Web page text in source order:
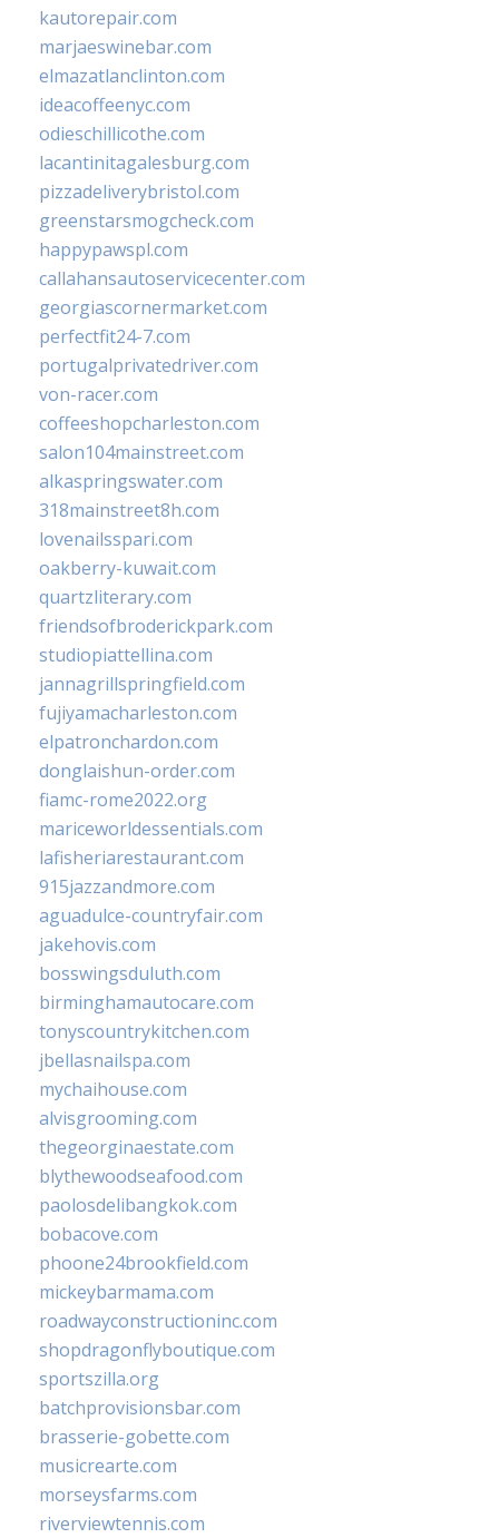
kautorepair.com
marjaeswinebar.com
elmazatlanclinton.com
ideacoffeenyc.com
odieschillicothe.com
lacantinitagalesburg.com
pizzadeliverybristol.com
greenstarsmogcheck.com
happypawspl.com
callahansautoservicecenter.com
georgiascornermarket.com
perfectfit24-7.com
portugalprivatedriver.com
von-racer.com
coffeeshopcharleston.com
salon104mainstreet.com
alkaspringswater.com
318mainstreet8h.com
lovenailsspari.com
oakberry-kuwait.com
quartzliterary.com
friendsofbroderickpark.com
studiopiattellina.com
jannagrillspringfield.com
fujiyamacharleston.com
elpatronchardon.com
donglaishun-order.com
fiamc-rome2022.org
mariceworldessentials.com
lafisheriarestaurant.com
915jazzandmore.com
aguadulce-countryfair.com
jakehovis.com
bosswingsduluth.com
birminghamautocare.com
tonyscountrykitchen.com
jbellasnailspa.com
mychaihouse.com
alvisgrooming.com
thegeorginaestate.com
blythewoodseafood.com
paolosdelibangkok.com
bobacove.com
phoone24brookfield.com
mickeybarmama.com
roadwayconstructioninc.com
shopdragonflyboutique.com
sportszilla.org
batchprovisionsbar.com
brasserie-gobette.com
musicrearte.com
morseysfarms.com
riverviewtennis.com